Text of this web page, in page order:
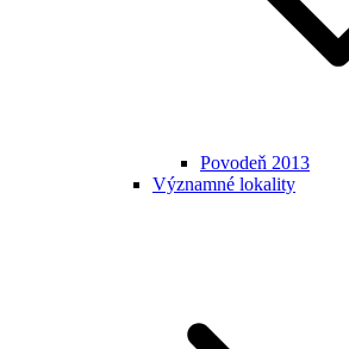
Povodeň 2013
Významné lokality